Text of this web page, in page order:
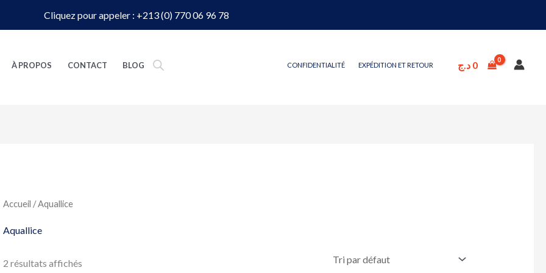
Cliquez pour appeler : +213 (0) 770 06 96 78
À PROPOS CONTACT BLOG CONFIDENTIALITÉ EXPÉDITION ET RETOUR 0 د.ج
Accueil / Aquallice
Aquallice
2 résultats affichés